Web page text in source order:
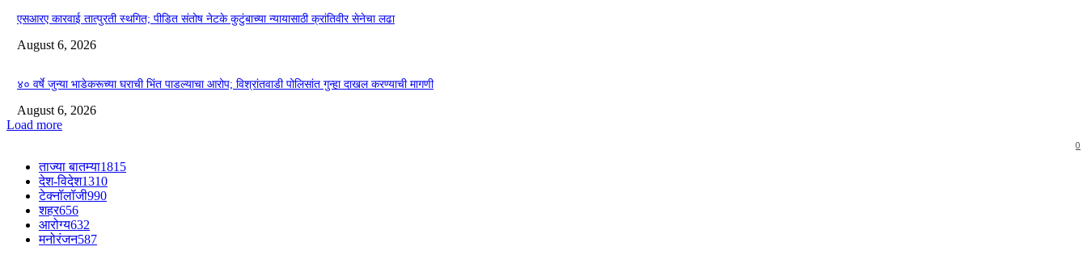
एसआरए कारवाई तात्पुरती स्थगित; पीडित संतोष नेटके कुटुंबाच्या न्यायासाठी क्रांतिवीर सेनेचा लढा
August 6, 2026
४० वर्षे जुन्या भाडेकरूच्या घराची भिंत पाडल्याचा आरोप; विश्रांतवाडी पोलिसांत गुन्हा दाखल करण्याची मागणी
August 6, 2026
Load more
0
ताज्या बातम्या1815
देश-विदेश1310
टेक्नॉलॉजी990
शहर656
आरोग्य632
मनोरंजन587